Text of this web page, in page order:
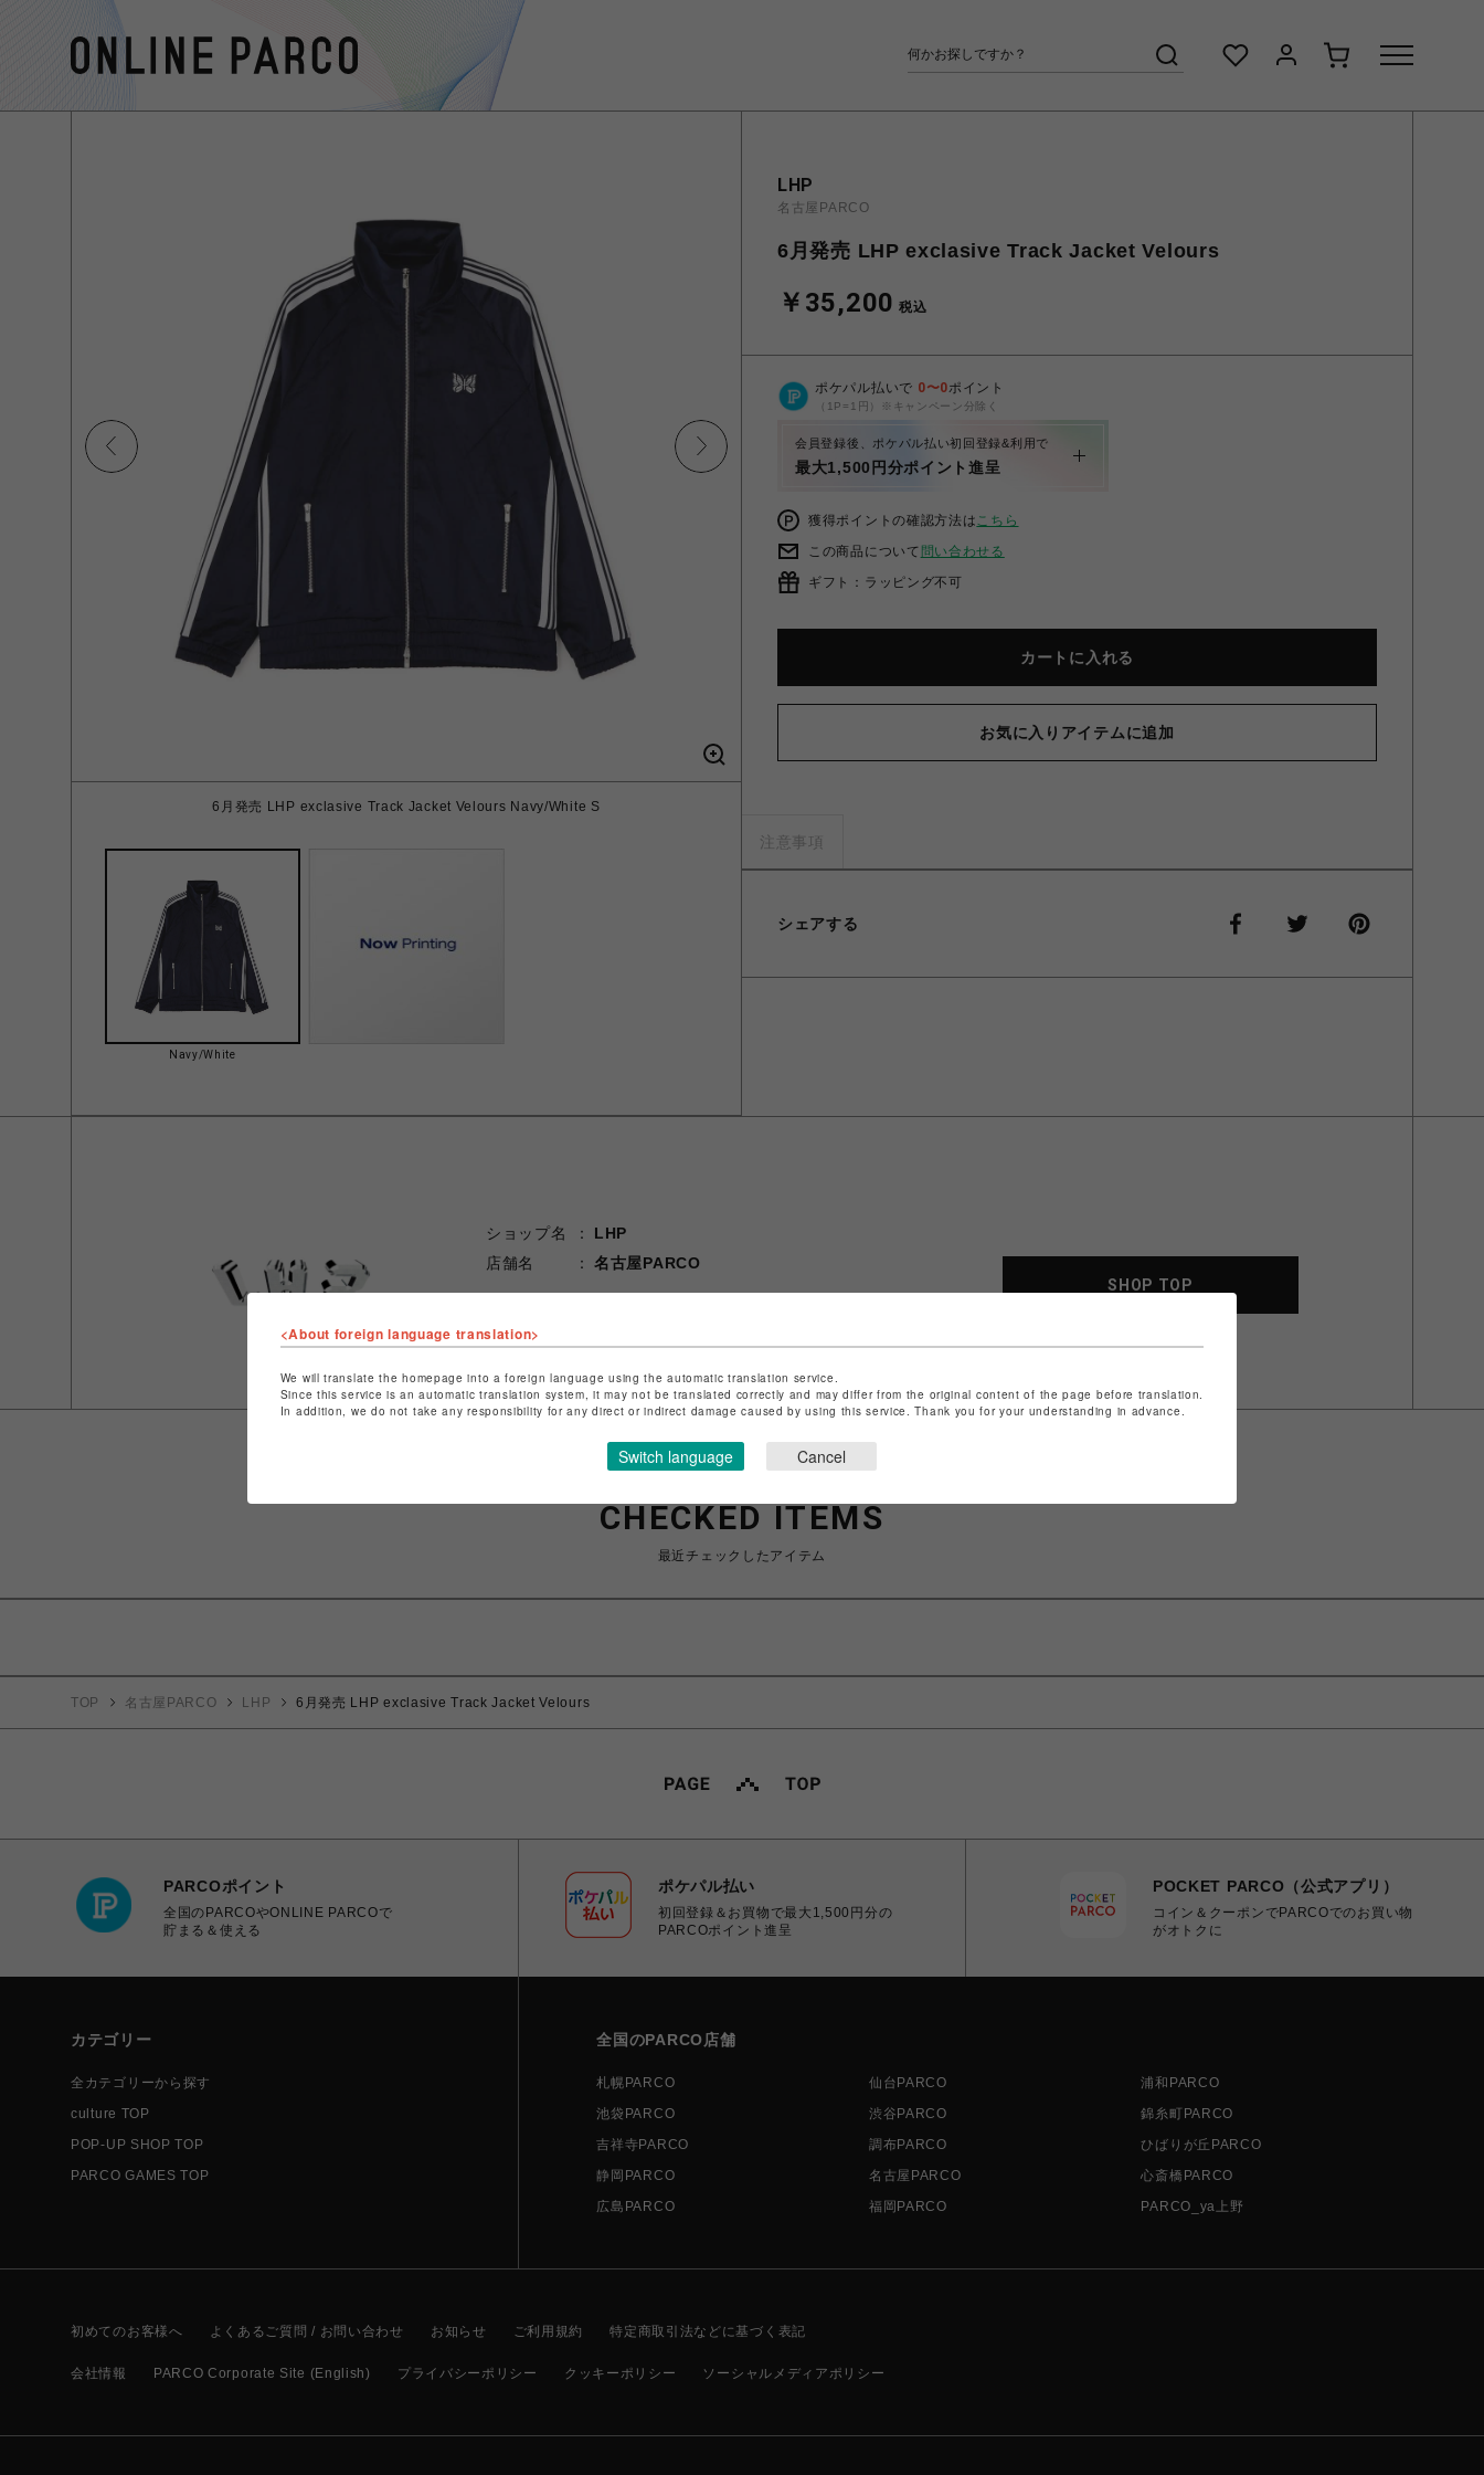
6月発売 LHP exclasive Track Jacket Velours Navy/White S
Navy/White
LHP
名古屋PARCO
6月発売 LHP exclasive Track Jacket Velours
￥35,200 税込
ポケパル払いで 0〜0ポイント
（1P=1円）※キャンペーン分除く
会員登録後、ポケパル払い初回登録&利用で
最大1,500円分ポイント進呈
獲得ポイントの確認方法はこちら
この商品について 問い合わせる
ギフト：ラッピング不可
カートに入れる
お気に入りアイテムに追加
注意事項
シェアする
ショップ名
LHP
店舗名
名古屋PARCO
ショップお問い合わせは
SHOP TOP
CHECKED ITEMS
最近チェックしたアイテム
TOP 名古屋PARCO LHP 6月発売 LHP exclasive Track Jacket Velours
PARCOポイント
全国のPARCOやONLINE PARCOで
貯まる＆使える
ポケパル払い
初回登録＆お買物で最大1,500円分の
PARCOポイント進呈
POCKET PARCO（公式アプリ）
コイン＆クーポンでPARCOでのお買い物
がオトクに
カテゴリー
全カテゴリーから探す
culture TOP
POP-UP SHOP TOP
PARCO GAMES TOP
全国のPARCO店舗
札幌PARCO 仙台PARCO
浦和PARCO
池袋PARCO
渋谷PARCO
錦糸町PARCO
吉祥寺PARCO
調布PARCO
ひばりが丘PARCO
静岡PARCO
名古屋PARCO
心斎橋PARCO
広島PARCO
福岡PARCO PARCO_ya上野
初めてのお客様へ よくあるご質問 / お問い合わせ お知らせ ご利用規約 特定商取引法などに基づく表記
会社情報 PARCO Corporate Site (English) プライバシーポリシー クッキーポリシー ソーシャルメディアポリシー
<About foreign language translation>
We will translate the homepage into a foreign language using the automatic translation service.
Since this service is an automatic translation system, it may not be translated correctly and may differ from the original content of the page before translation.
In addition, we do not take any responsibility for any direct or indirect damage caused by using this service. Thank you for your understanding in advance.
Switch language Cancel